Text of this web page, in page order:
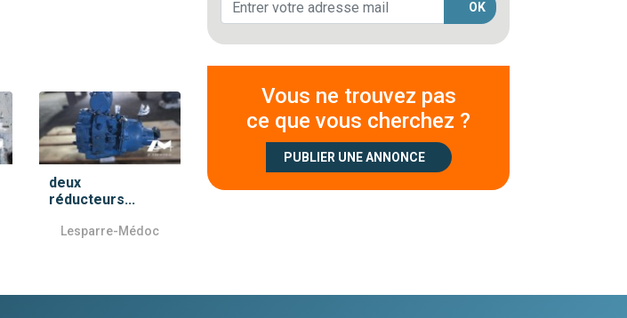
deux
réducteurs...
Lesparre-Médoc
OK
Vous ne trouvez pas
ce que vous cherchez ?
PUBLIER UNE ANNONCE